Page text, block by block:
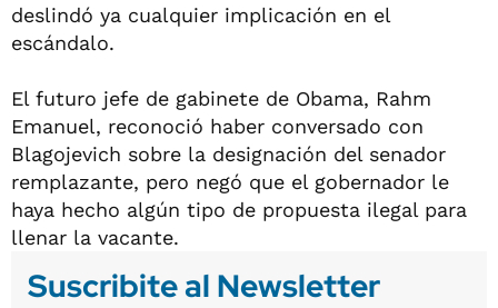
deslindó ya cualquier implicación en el
escándalo.
El futuro jefe de gabinete de Obama, Rahm
Emanuel, reconoció haber conversado con
Blagojevich sobre la designación del senador
remplazante, pero negó que el gobernador le
haya hecho algún tipo de propuesta ilegal para
llenar la vacante.
Suscribite al Newsletter